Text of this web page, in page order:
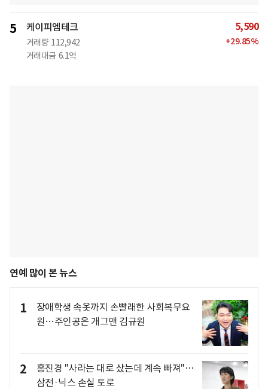
5 케이피엠테크
거래량 112,942
거래대금 6.1억
5,590
+29.85%
연예 많이 본 뉴스
1
장애학생 속옷까지 손빨래한 사회복무요
원…주인공은 개그맨 김규원
2
홍진경 "사라는 대로 샀는데 계속 빠져"…
삼전·닉스 손실 토로